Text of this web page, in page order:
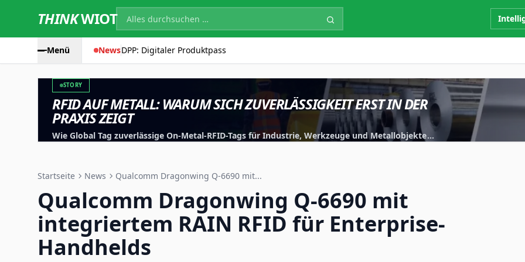
THINKWIOT
Menü NewsDPP: Digitaler Produktpass
STORY
RFID AUF METALL: WARUM SICH ZUVERLÄSSIGKEIT ERST IN DER
PRAXIS ZEIGT
Wie Global Tag zuverlässige On-Metal-RFID-Tags für Industrie, Werkzeuge und Metallobjekte
Startseite News Qualcomm Dragonwing Q-6690 mit...
Qualcomm Dragonwing Q-6690 mit
integriertem RAIN RFID für Enterprise-
Handhelds